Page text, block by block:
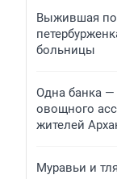
Выжившая
больницы
Одна банка —
овощного
жителей
Муравьи и